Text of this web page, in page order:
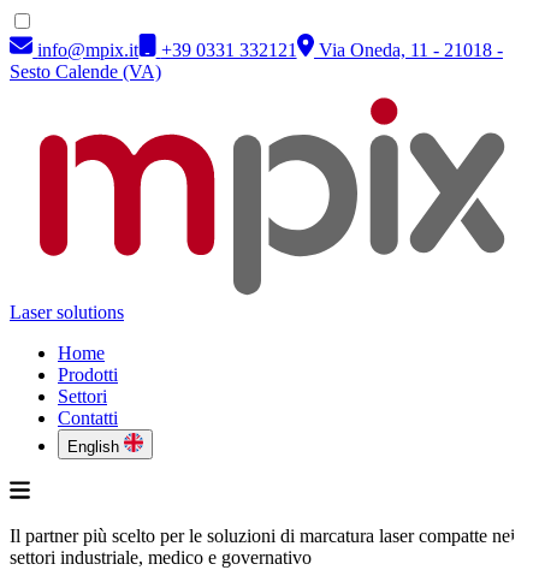
info@mpix.it +39 0331 332121
Via Oneda, 11 - 21018 -
Sesto Calende (VA)
Laser solutions
Home
Prodotti
Settori
Contatti
English
Il partner più scelto per le soluzioni di marcatura laser compatte nei
settori industriale, medico e governativo